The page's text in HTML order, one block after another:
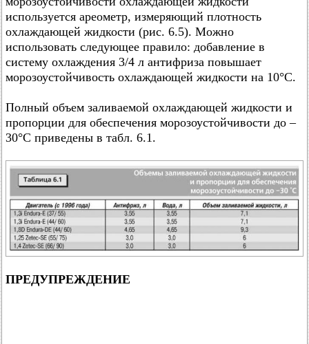
используется ареометр, измеряющий плотность
охлаждающей жидкости (рис. 6.5). Можно
использовать следующее правило: добавление в
систему охлаждения 3/4 л антифриза повышает
морозоустойчивость охлаждающей жидкости на 10°C.
Полный объем заливаемой охлаждающей жидкости и
пропорции для обеспечения морозоустойчивости до –
30°C приведены в табл. 6.1.
ПРЕДУПРЕЖДЕНИЕ